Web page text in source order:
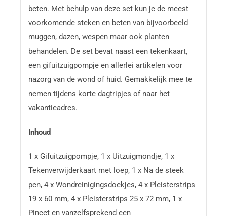
beten. Met behulp van deze set kun je de meest
voorkomende steken en beten van bijvoorbeeld
muggen, dazen, wespen maar ook planten
behandelen. De set bevat naast een tekenkaart,
een gifuitzuigpompje en allerlei artikelen voor
nazorg van de wond of huid. Gemakkelijk mee te
nemen tijdens korte dagtripjes of naar het
vakantieadres.
Inhoud
1 x Gifuitzuigpompje, 1 x Uitzuigmondje, 1 x
Tekenverwijderkaart met loep, 1 x Na de steek
pen, 4 x Wondreinigingsdoekjes, 4 x Pleisterstrips
19 x 60 mm, 4 x Pleisterstrips 25 x 72 mm, 1 x
Pincet en vanzelfsprekend een